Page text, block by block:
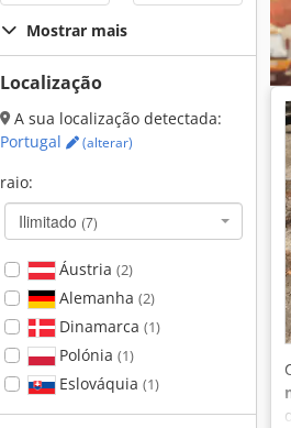
Mostrar mais
Localização
A sua localização detectada:
Portugal
(alterar)
raio:
Ilimitado (7)
Áustria (2)
Alemanha (2)
Dinamarca (1)
Polónia (1)
Eslováquia (1)